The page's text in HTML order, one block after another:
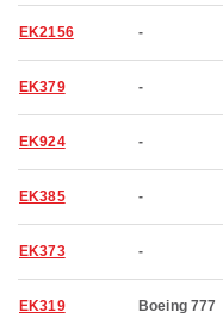
EK2156 -
EK379 -
EK924 -
EK385 -
EK373 -
EK319 Boeing 777